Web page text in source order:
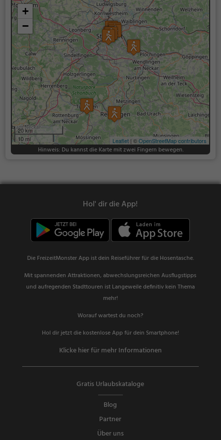
+
−
20 km
10 mi
Leaflet | ©OpenStreetMap contributors
Hinweis: Du kannst die Karte mit zwei Fingern bewegen.
Hol' dir die App!
Die FreizeitMonster App ist dein Reiseführer für die Hosentasche.
Mit spannenden Attraktionen, abwechslungsreichen Ausflugstipps
und aufregenden Stadttouren ist Langeweile definitiv kein Thema
mehr!
Worauf wartest du noch?
Hol dir jetzt die kostenlose App für dein Smartphone!
Klicke hier für mehr Informationen
Gratis Urlaubskataloge
Blog
Partner
Über uns